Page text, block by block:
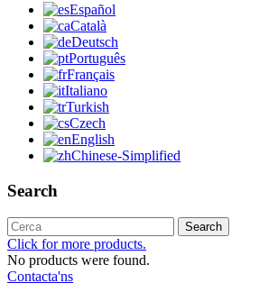
Español
Català
Deutsch
Português
Français
Italiano
Turkish
Czech
English
Chinese-Simplified
Search
Search
Click for more products.
No products were found.
Contacta'ns